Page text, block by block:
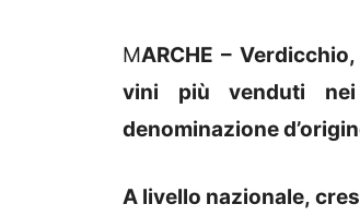
MARCHE –
vini più venduti
denominazione
A livello nazionale,